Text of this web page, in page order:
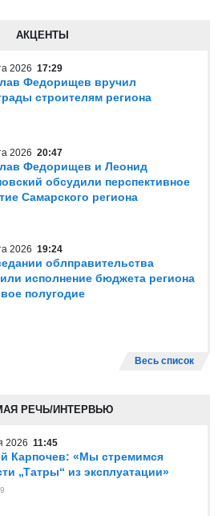
АКЦЕНТЫ
2026 17:29
Федорищев вручил
строителям региона
2026 20:47
Федорищев и Леонид
обсудили перспективное
Самарского региона
2026 19:24
облправительства
исполнение бюджета региона
полугодие
Весь список
РЕЧЬ/ИНТЕРВЬЮ
2026 11:45
Карпочев: «Мы стремимся
„Татры“ из эксплуатации»